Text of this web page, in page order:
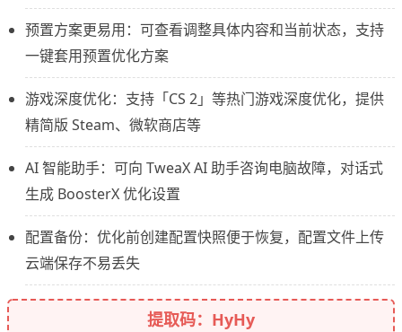
预置方案更易用：可查看调整具体内容和当前状态，支持
一键套用预置优化方案
游戏深度优化：支持「CS 2」等热门游戏深度优化，提供
精简版 Steam、微软商店等
AI 智能助手：可向 TweaX AI 助手咨询电脑故障，对话式
生成 BoosterX 优化设置
配置备份：优化前创建配置快照便于恢复，配置文件上传
云端保存不易丢失
提取码：HyHy